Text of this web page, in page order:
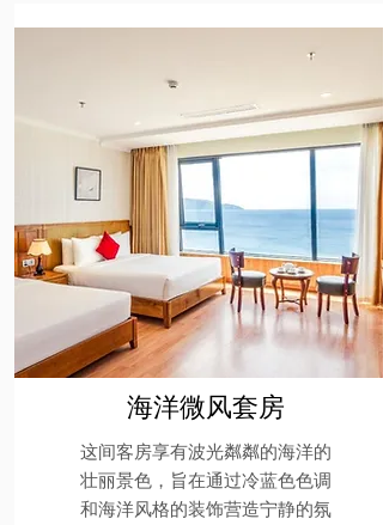
海洋微风套房
这间客房享有波光粼粼的海洋的
壮丽景色，旨在通过冷蓝色色调
和海洋风格的装饰营造宁静的氛